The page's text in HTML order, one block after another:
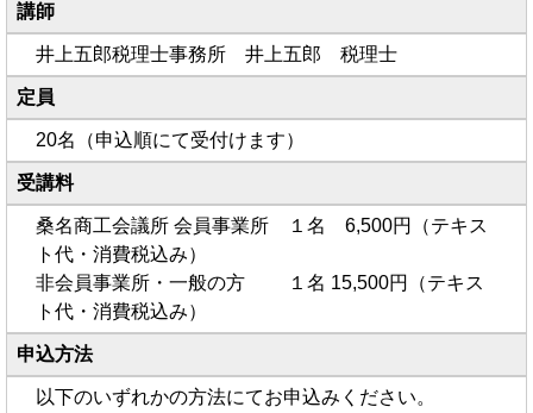
講師
井上五郎税理士事務所 井上五郎 税理士
定員
20名（申込順にて受付けます）
受講料
桑名商工会議所 会員事業所 １名 6,500円（テキス
ト代・消費税込み）
非会員事業所・一般の方 １名 15,500円（テキス
ト代・消費税込み）
申込方法
以下のいずれかの方法にてお申込みください。